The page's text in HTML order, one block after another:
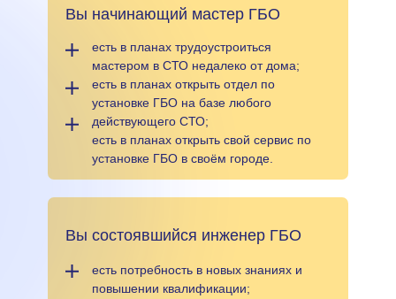
Вы начинающий мастер ГБО
есть в планах трудоустроиться
мастером в СТО недалеко от дома;
есть в планах открыть отдел по
установке ГБО на базе любого
действующего СТО;
есть в планах открыть свой сервис по
установке ГБО в своём городе.
Вы состоявшийся инженер ГБО
есть потребность в новых знаниях и
повышении квалификации;